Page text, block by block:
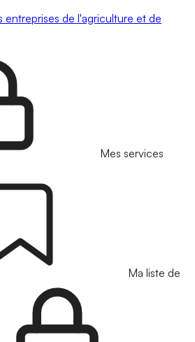
entreprises de l'agriculture et de
Mes services
Ma liste de